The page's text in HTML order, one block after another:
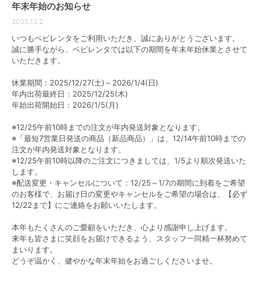
・収納棚があるか
・移動性（キャスター付・折りたたみ可能など）
・生産国（日本製・海外製）
・PSCマーク(国が定めた安全基準)がついているか
特定製品は、安全基準に従い国が管理する製
品で、特定保守製品は定期点検が必要なもの
引用：東京くらしWEB
ベビーベッドは商品によってサイズや移動性などが大
きく異なるため、自宅に置くことを考えて適切なもの
を選んでください。
▼こちらでもっと詳しく解説しています▼
【ベビーベッドのサイズ選び決定版！】ミニサイズと
標準サイズで後悔しない為に
年末年始のお知らせ
2025.12.2
いつもベビレンタをご利用いただき、誠にありがとうございます。
誠に勝手ながら、ベビレンタでは以下の期間を年末年始休業とさせて
いただきます。
休業期間：2025/12/27(土)～2026/1/4(日)
年内出荷最終日：2025/12/25(木)
年始出荷開始日：2026/1/5(月)
※12/25午前10時までの注文が年内発送対象となります。
※「最短7営業日発送の商品（新品商品）」は、12/14午前10時までの
注文が年内発送対象となります。
※12/25午前10時以降のご注文につきましては、1/5より順次発送いた
します。
※配送変更・キャンセルについて：12/25～1/7の期間に到着をご希望
のお客様で、お届け日の変更やキャンセルをご希望の場合は、【必ず
12/22まで】にご連絡をお願いいたします。
本年もたくさんのご愛顧をいただき、心より感謝申し上げます。
来年も皆さまに笑顔をお届けできるよう、スタッフ一同精一杯努めて
まいります。
どうぞ温かく、健やかな年末年始をお過ごしくださいませ。